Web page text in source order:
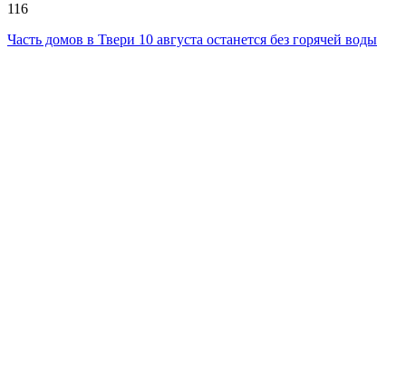
116
Часть домов в Твери 10 августа останется без горячей воды